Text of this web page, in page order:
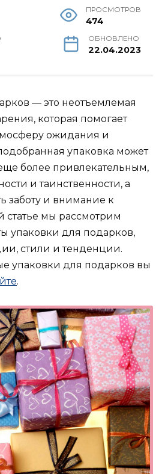
ПРОСМОТРОВ
474
ОБНОВЛЕНО
22.04.2023
— это неотъемлемая
которая помогает
ожидания и
упаковка может
более привлекательным,
и таинственности, а
заботу и внимание к
статье мы рассмотрим
упаковки для подарков,
стили и тенденции.
упаковки для подарков вы
.